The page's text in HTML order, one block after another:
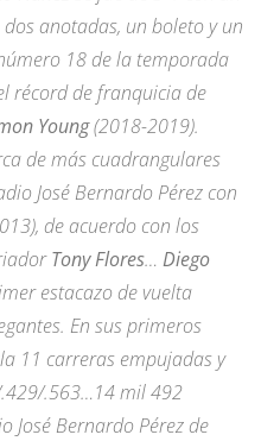
anotadas, un boleto y un
18 de la temporada
récord de franquicia de
Young(2018-2019).
de más cuadrangulares
José Bernardo Pérez con
de acuerdo con los
Tony Flores… Diego
estacazo de vuelta
En sus primeros
11 carreras empujadas y
.563…14 mil 492
José Bernardo Pérez de